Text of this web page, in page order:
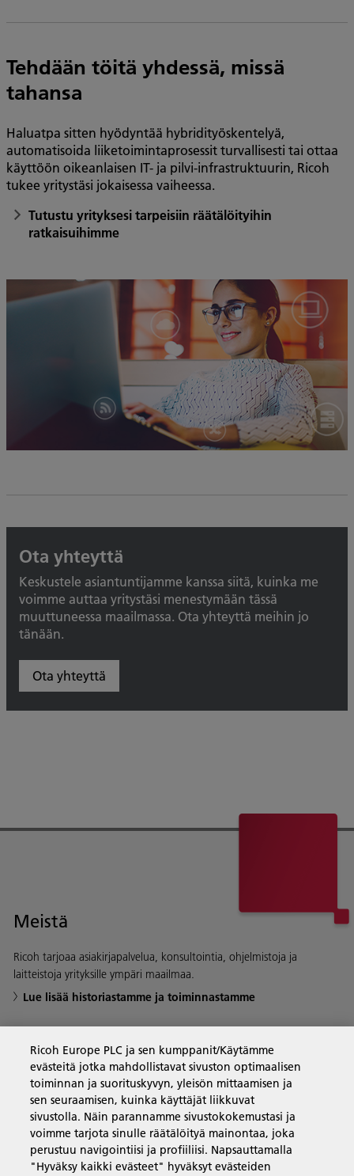
Tehdään töitä yhdessä, missä
tahansa
Haluatpa sitten hyödyntää hybridityöskentelyä,
automatisoida liiketoimintaprosessit turvallisesti tai ottaa
käyttöön oikeanlaisen IT- ja pilvi-infrastruktuurin, Ricoh
tukee yritystäsi jokaisessa vaiheessa.
Tutustu yrityksesi tarpeisiin räätälöityihin
ratkaisuihimme
Ota yhteyttä
Keskustele asiantuntijamme kanssa siitä, kuinka me
voimme auttaa yritystäsi menestymään tässä
muuttuneessa maailmassa. Ota yhteyttä meihin jo
tänään.
Ota yhteyttä
Meistä
Ricoh tarjoaa asiakirjapalvelua, konsultointia, ohjelmistoja ja
laitteistoja yrityksille ympäri maailmaa.
Lue lisää historiastamme ja toiminnastamme
Yritysratkaisut
Tuotteet ja palvelut
Tuki ja yhteystiedot
Ricoh Europe PLC ja sen kumppanit/Käytämme
evästeitä jotka mahdollistavat sivuston optimaalisen
toiminnan ja suorituskyvyn, yleisön mittaamisen ja
sen seuraamisen, kuinka käyttäjät liikkuvat
sivustolla. Näin parannamme sivustokokemustasi ja
voimme tarjota sinulle räätälöityä mainontaa, joka
perustuu navigointiisi ja profiiliisi. Napsauttamalla
"Hyväksy kaikki evästeet" hyväksyt evästeiden